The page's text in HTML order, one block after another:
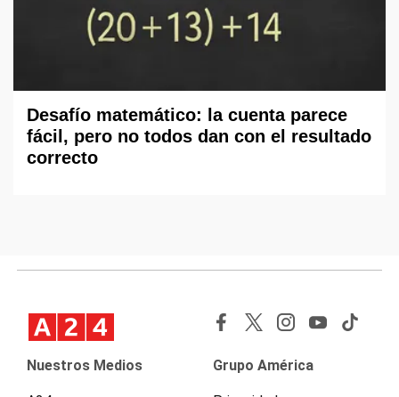
Desafío matemático: la cuenta parece
fácil, pero no todos dan con el resultado
correcto
Nuestros Medios Grupo América